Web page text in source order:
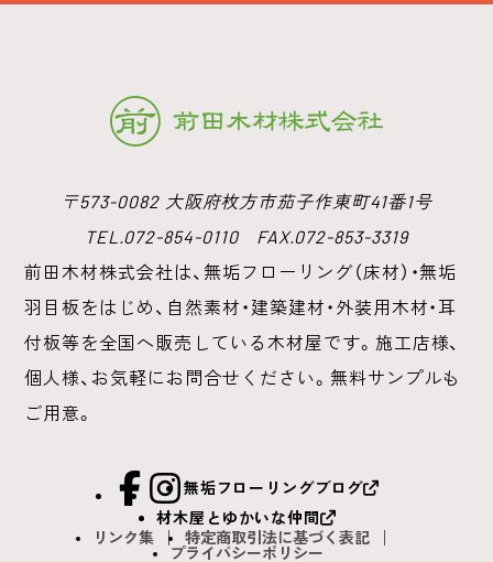
〒573-0082 大阪府枚方市茄子作東町41番1号
TEL.072-854-0110 FAX.072-853-3319
前田木材株式会社は、無垢フローリング（床材）・無垢
羽目板をはじめ、 自然素材・建築建材・外装用木材・耳
付板等を全国へ販売している木材屋です。 施工店様、
個人様、お気軽にお問合せください。無料サンプルも
ご用意。
facebook
Instagram
無垢フローリングブログ
材木屋とゆかいな仲間
リンク集
特定商取引法に基づく表記
プライバシーポリシー